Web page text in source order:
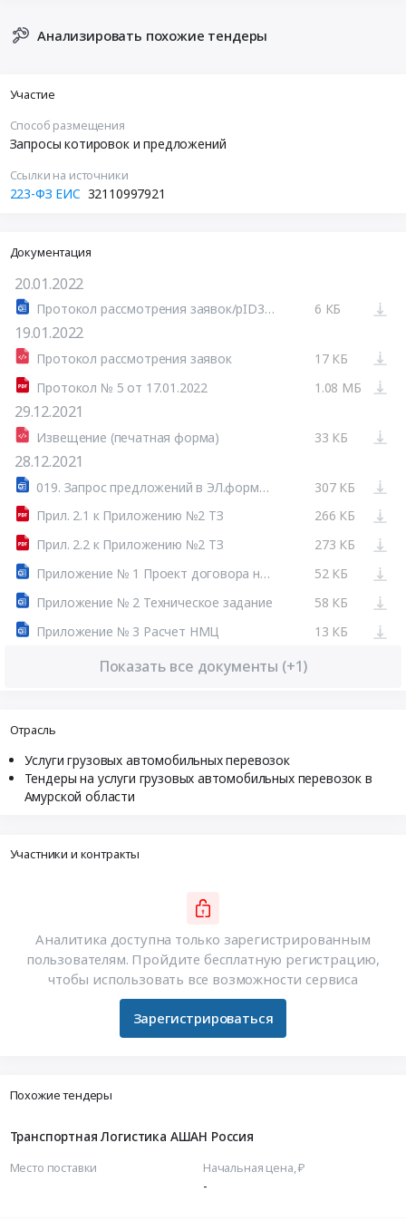
Анализировать похожие тендеры
Участие
Способ размещения
Запросы котировок и предложений
Ссылки на источники
223-ФЗ ЕИС 32110997921
Документация
20.01.2022
Протокол рассмотрения заявок/pID36218pID/ №32110997921-01 6 КБ
19.01.2022
Протокол рассмотрения заявок
17 КБ
Протокол № 5 от 17.01.2022
1.08 МБ
29.12.2021
Извещение (печатная форма) 33 КБ
28.12.2021
019. Запрос предложений в ЭЛ.форме (1-этап без квал.отбора)_2021-07
307 КБ
Прил. 2.1 к Приложению №2 ТЗ
266 КБ
Прил. 2.2 к Приложению №2 ТЗ
273 КБ
Приложение № 1 Проект договора на 1-е полугодие 2022 года
52 КБ
Приложение № 2 Техническое задание
58 КБ
Приложение № 3 Расчет НМЦ
13 КБ
Показать все документы (+1)
Отрасль
Услуги грузовых автомобильных перевозок
Тендеры на услуги грузовых автомобильных перевозок в
Амурской области
Участники и контракты
Аналитика доступна только зарегистрированным
пользователям. Пройдите бесплатную регистрацию,
чтобы использовать все возможности сервиса
Зарегистрироваться
Похожие тендеры
Транспортная Логистика АШАН Россия
Место поставки Начальная цена, ₽
-